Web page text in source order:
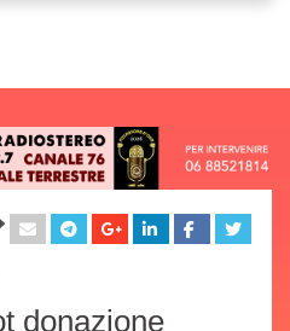
donazione